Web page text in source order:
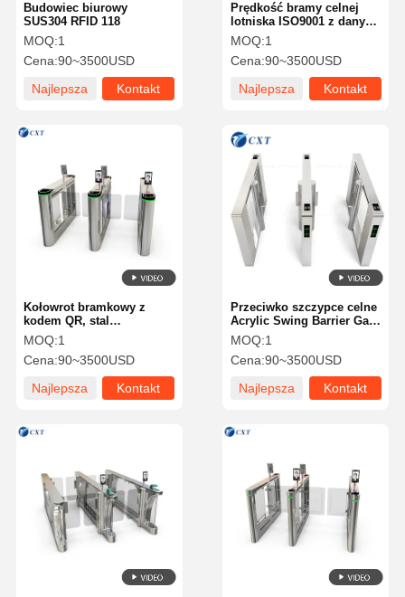
Produkty
Wycieczka
Po Fabryce
Prędkość bramy celnej
lotniska ISO9001 z danymi
w czasie rzeczywistym
MOQ:1
Cena:90~3500USD
Najlepsza
Kontakt
Budowiec biurowy
SUS304 RFID 118
MOQ:1
Cena:90~3500USD
Najlepsza
Kontakt
Przeciwko szczypce celne
Acrylic Swing Barrier Gate
Slim Speed Gate Turnstile
119
MOQ:1
Cena:90~3500USD
Najlepsza
Kontakt
Kołowrot bramkowy z
kodem QR, stal
nierdzewna 304,
zaawansowany
technologicznie kanał, 200
MOQ:1
Cena:90~3500USD
Najlepsza
Kontakt